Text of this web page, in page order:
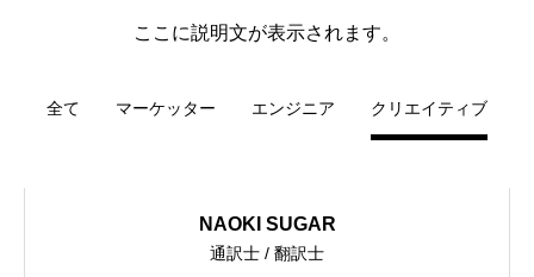
COMPANY
ブログ記事｜マーケティング情報ナレッジベース
ここに説明文が表示されます。
全て マーケッター エンジニア クリエイティブ
NAOKI SUGAR
通訳士 / 翻訳士